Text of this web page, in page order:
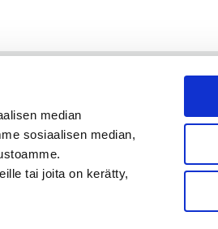
median
sosiaalisen median,
tai joita on kerätty,